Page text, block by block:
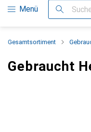
Navigation nach
Menü Suche
Gesamtsortiment
Gebraucht